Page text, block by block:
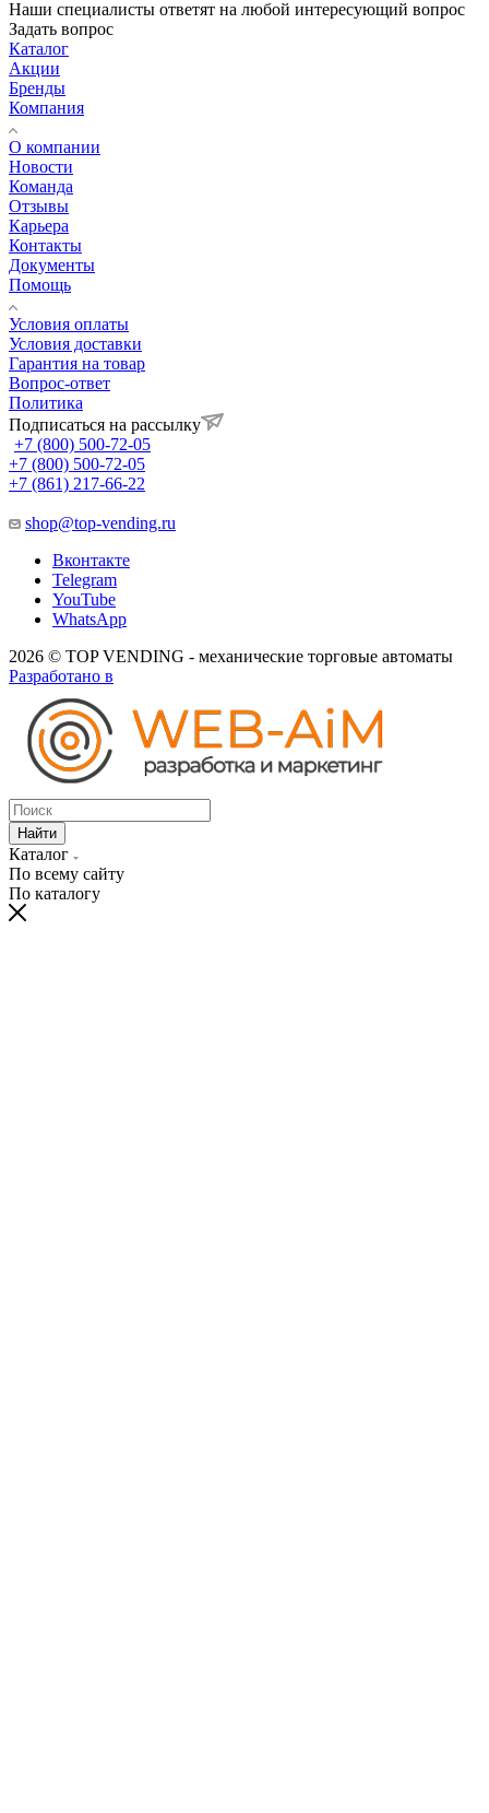
Наши специалисты ответят на любой интересующий вопрос
Задать вопрос
Каталог
Акции
Бренды
Компания
О компании
Новости
Команда
Отзывы
Карьера
Контакты
Документы
Помощь
Условия оплаты
Условия доставки
Гарантия на товар
Вопрос-ответ
Политика
Подписаться на рассылку
+7 (800) 500-72-05
+7 (800) 500-72-05
+7 (861) 217-66-22
shop@top-vending.ru
Вконтакте
Telegram
YouTube
WhatsApp
2026 © TOP VENDING - механические торговые автоматы
Разработано в
Найти
Каталог
По всему сайту
По каталогу